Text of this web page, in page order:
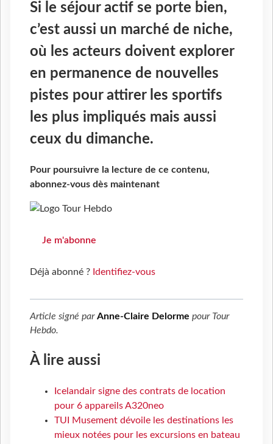
Si le séjour actif se porte bien,
c’est aussi un marché de niche,
où les acteurs doivent explorer
en permanence de nouvelles
pistes pour attirer les sportifs
les plus impliqués mais aussi
ceux du dimanche.
Pour poursuivre la lecture de ce contenu,
abonnez-vous dès maintenant
Je m'abonne
Déjà abonné ? Identifiez-vous
Article signé parAnne-Claire Delorme pour Tour
Hebdo.
À lire aussi
Icelandair signe des contrats de location
pour 6 appareils A320neo
TUI Musement dévoile les destinations les
mieux notées pour les excursions en bateau